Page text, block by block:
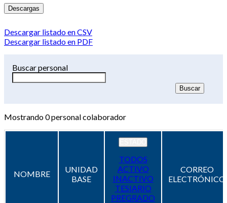
Descargas
Descargar listado en CSV
Descargar listado en PDF
Buscar personal
Mostrando0personal colaborador
NOMBRE
UNIDAD
BASE
TODOS
ACTIVO
INACTIVO
TESIARIO
PREGRADO
CORREO
ELECTRÓNICO